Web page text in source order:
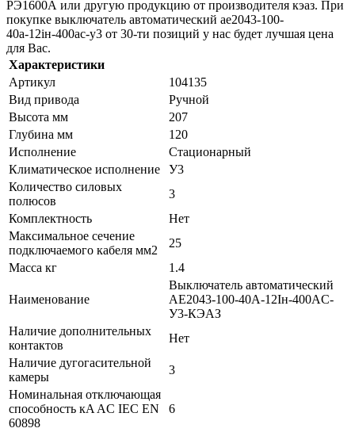
РЭ1600А или другую продукцию от производителя кэаз. При
покупке выключатель автоматический ае2043-100-
40а-12iн-400ac-у3 от 30-ти позиций у нас будет лучшая цена
для Вас.
Характеристики
Артикул
104135
Вид привода
Ручной
Высота мм
207
Глубина мм
120
Исполнение
Стационарный
Климатическое исполнение
У3
Количество силовых
полюсов
3
Комплектность
Нет
Максимальное сечение
подключаемого кабеля мм2
25
Масса кг
1.4
Наименование
Выключатель автоматический
АЕ2043-100-40А-12Iн-400AC-
У3-КЭАЗ
Наличие дополнительных
контактов
Нет
Наличие дугогасительной
камеры
3
Номинальная отключающая
способность кA AC IEC EN
60898
6